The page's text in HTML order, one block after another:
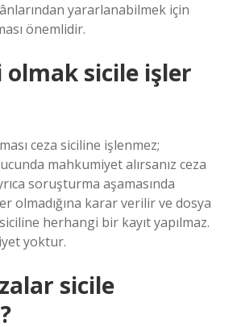
yararlanabilmek için
önemlidir.
olmak sicile işler
ceza siciline işlenmez;
mahkumiyet alırsanız ceza
soruşturma aşamasında
olmadığına karar verilir ve dosya
herhangi bir kayıt yapılmaz.
yoktur.
sicile